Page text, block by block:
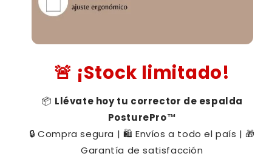
🚨 ¡Stock limitado!
📦 Llévate hoy tu corrector de espalda
PosturePro™
🔒 Compra segura | 🛍️ Envíos a todo el país | 🎁
Garantía de satisfacción